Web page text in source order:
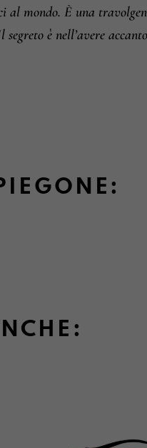
al mondo. È una
è nell’avere